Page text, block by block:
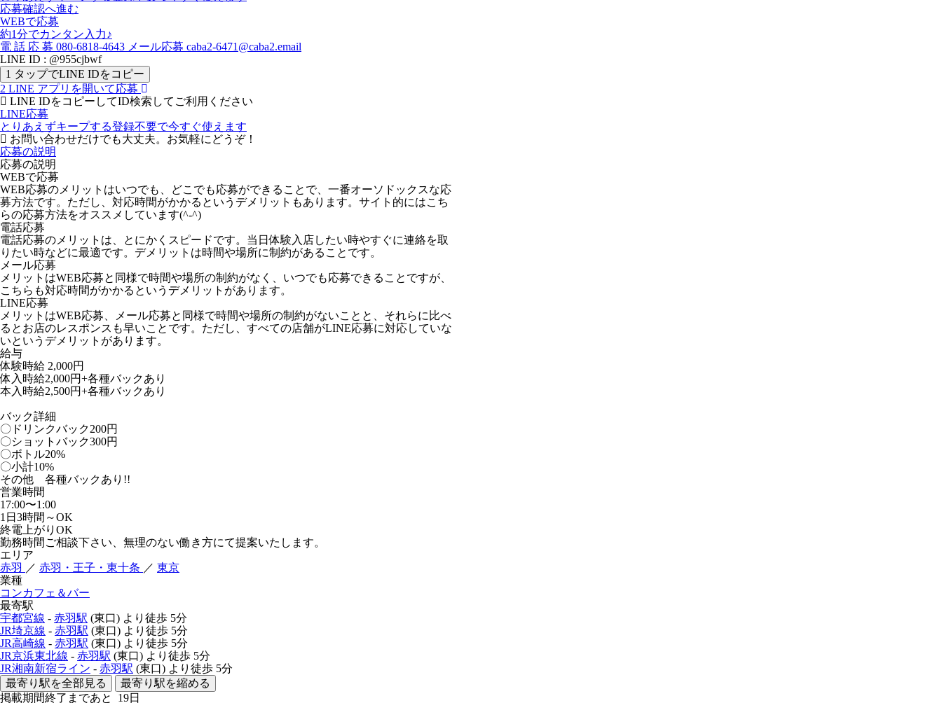
応募確認へ進む
WEBで応募
約1分でカンタン入力♪
電 話 応 募 080-6818-4643 メール応募 caba2-6471@caba2.email
LINE ID : @955cjbwf
1 タップでLINE IDをコピー
2 LINE アプリを開いて応募
LINE IDをコピーしてID検索してご利用ください
LINE応募
とりあえずキープする登録不要で今すぐ使えます
お問い合わせだけでも大丈夫。お気軽にどうぞ！
応募の説明
応募の説明
WEBで応募
WEB応募のメリットはいつでも、どこでも応募ができることで、一番オーソドックスな応
募方法です。ただし、対応時間がかかるというデメリットもあります。サイト的にはこち
らの応募方法をオススメしています(^-^)
電話応募
電話応募のメリットは、とにかくスピードです。当日体験入店したい時やすぐに連絡を取
りたい時などに最適です。デメリットは時間や場所に制約があることです。
メール応募
メリットはWEB応募と同様で時間や場所の制約がなく、いつでも応募できることですが、
こちらも対応時間がかかるというデメリットがあります。
LINE応募
メリットはWEB応募、メール応募と同様で時間や場所の制約がないことと、それらに比べ
るとお店のレスポンスも早いことです。ただし、すべての店舗がLINE応募に対応していな
いというデメリットがあります。
給与
体験時給 2,000円
体入時給2,000円+各種バックあり
本入時給2,500円+各種バックあり
バック詳細
〇ドリンクバック200円
〇ショットバック300円
〇ボトル20%
〇小計10%
その他 各種バックあり!!
営業時間
17:00〜1:00
1日3時間～OK
終電上がりOK
勤務時間ご相談下さい、無理のない働き方にて提案いたします。
エリア
赤羽 ／ 赤羽・王子・東十条 ／ 東京
業種
コンカフェ＆バー
最寄駅
宇都宮線 - 赤羽駅 (東口) より徒歩 5分
JR埼京線 - 赤羽駅 (東口) より徒歩 5分
JR高崎線 - 赤羽駅 (東口) より徒歩 5分
JR京浜東北線 - 赤羽駅 (東口) より徒歩 5分
JR湘南新宿ライン - 赤羽駅 (東口) より徒歩 5分
最寄り駅を全部見る
最寄り駅を縮める
掲載期間終了まであと 19日